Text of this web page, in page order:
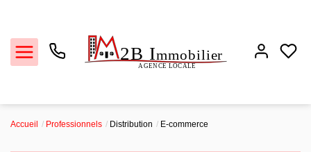
Accueil Professionnels Distribution E-commerce